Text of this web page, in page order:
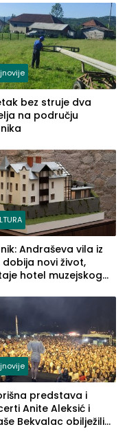
bez struje dva
na području
Andraševa vila iz
dobija novi život,
hotel muzejskog
predstava i
Anite Aleksić i
Bekvalac obilježili